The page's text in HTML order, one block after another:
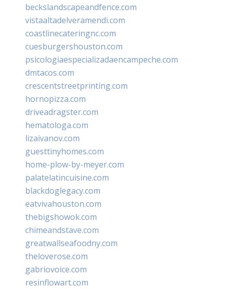
beckslandscapeandfence.com
vistaaltadelveramendi.com
coastlinecateringnc.com
cuesburgershouston.com
psicologiaespecializadaencampeche.com
dmtacos.com
crescentstreetprinting.com
hornopizza.com
driveadragster.com
hematologa.com
lizaivanov.com
guesttinyhomes.com
home-plow-by-meyer.com
palatelatincuisine.com
blackdoglegacy.com
eatvivahouston.com
thebigshowok.com
chimeandstave.com
greatwallseafoodny.com
theloverose.com
gabriovoice.com
resinflowart.com